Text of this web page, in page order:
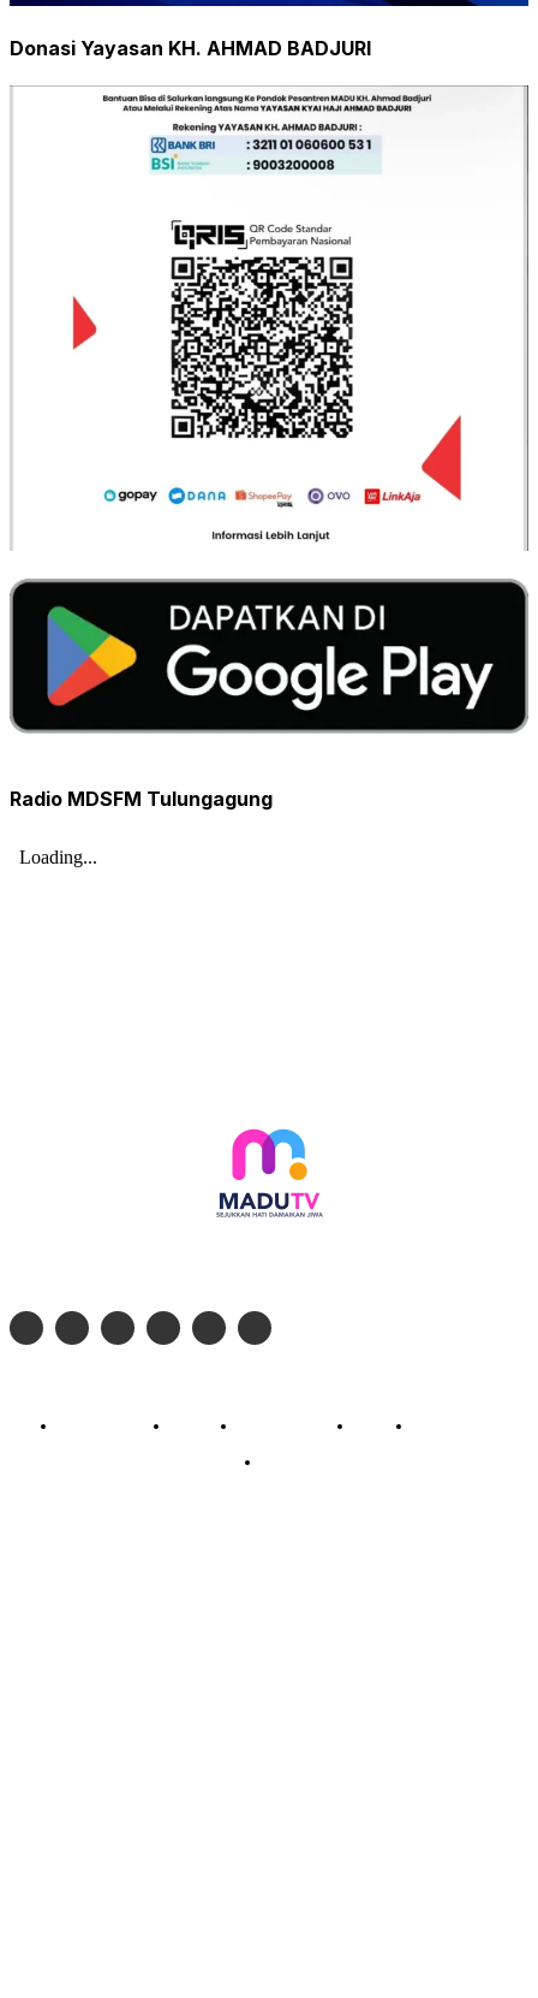
Donasi Yayasan KH. AHMAD BADJURI
Radio MDSFM Tulungagung
Profil Madu TV Redaksi Pedoman Siber Kontak